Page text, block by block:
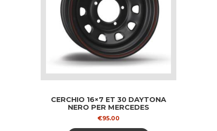
CERCHIO 16×7 ET 30 DAYTONA
NERO PER MERCEDES
€95.00